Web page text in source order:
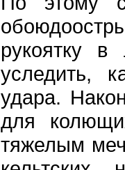
рукоятку
уследить,
удара.
для
тяжелым